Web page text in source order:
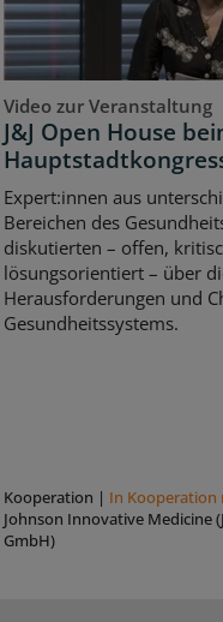
Video zur Veranstaltung
J&J Open House
Expert:innen aus
Bereichen des
diskutierten – offen,
lösungsorientiert – über
Herausforderungen und
Gesundheitssystems.
Kooperation | In Kooperation
Johnson Innovative Medicine
GmbH)